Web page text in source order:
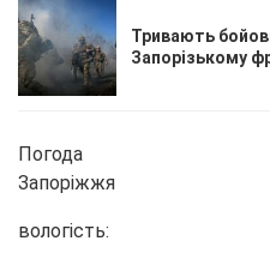
Тривають
Запорізькому
Погода
Запоріжжя
вологість: